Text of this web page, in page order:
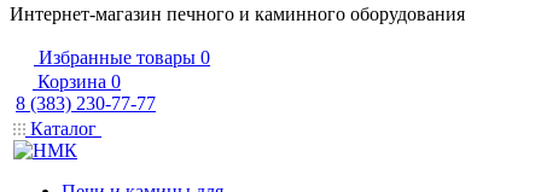
Интернет-магазин печного и каминного оборудования
Избранные товары 0
Корзина 0
8 (383) 230-77-77
Каталог